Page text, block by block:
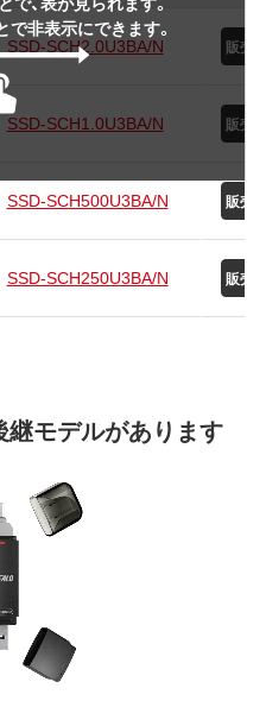
非表示にできます。
SSD-SCH2.0U3BA/N
SSD-SCH1.0U3BA/N
SSD-SCH500U3BA/N
SSD-SCH250U3BA/N
モデルがあります